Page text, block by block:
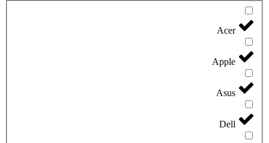
Acer
Apple
Asus
Dell